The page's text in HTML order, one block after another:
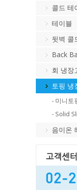
콜드 테
테이블
뒷벽 콜
Back
회 냉장
토핑 냉
- 미니토
- Solid
음이온